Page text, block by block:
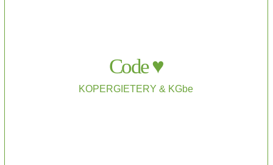
Code ♥
KOPERGIETERY & KGbe